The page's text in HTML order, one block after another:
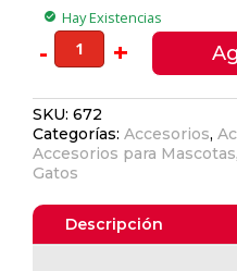
check_circle Hay Existencias
- Mas
Cat
Para
Gatos
Acolchado
Rosado
cantidad
+
SKU:672
Categorías:Accesorios,
Accesorios para Mascotas,
Gatos
Descripción